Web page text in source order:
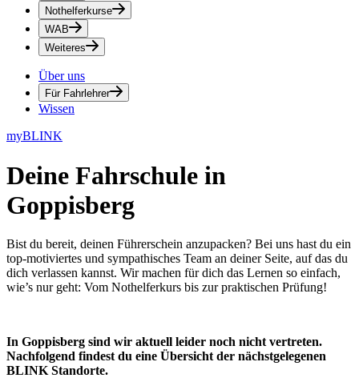
Nothelferkurse
WAB
Weiteres
Über uns
Für Fahrlehrer
Wissen
myBLINK
Deine Fahrschule in
Goppisberg
Bist du bereit, deinen Führerschein anzupacken? Bei uns hast du ein
top-motiviertes und sympathisches Team an deiner Seite, auf das du
dich verlassen kannst. Wir machen für dich das Lernen so einfach,
wie’s nur geht: Vom Nothelferkurs bis zur praktischen Prüfung!
In Goppisberg sind wir aktuell leider noch nicht vertreten.
Nachfolgend findest du eine Übersicht der nächstgelegenen
BLINK Standorte.